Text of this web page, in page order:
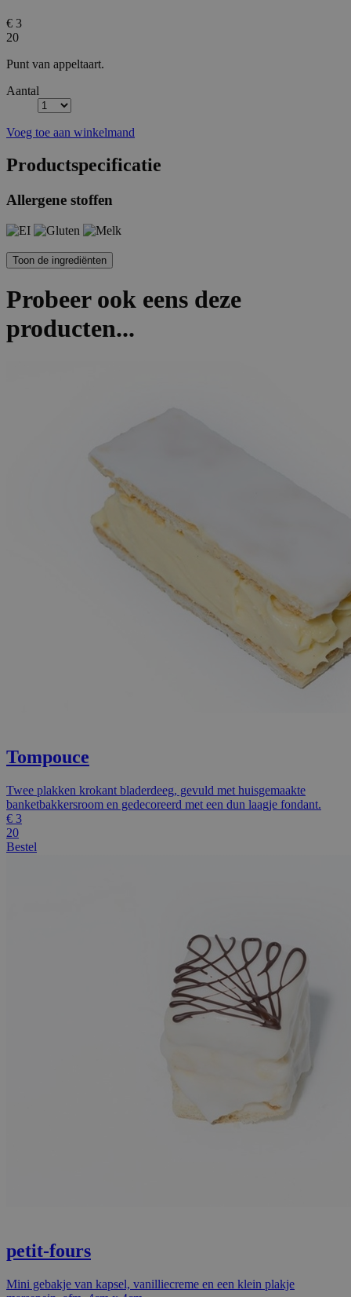
€ 3
20
Punt van appeltaart.
Aantal
Voeg toe aan winkelmand
Productspecificatie
Allergene stoffen
Probeer ook eens deze
producten...
Tompouce
Twee plakken krokant bladerdeeg, gevuld met huisgemaakte
banketbakkersroom en gedecoreerd met een dun laagje fondant.
€ 3
20
Bestel
petit-fours
Mini gebakje van kapsel, vanilliecreme en een klein plakje